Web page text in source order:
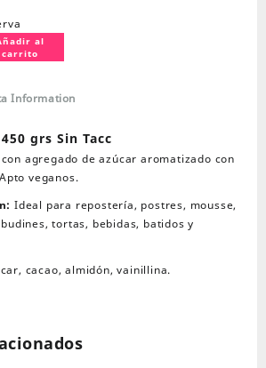
al
carrito
Information
grs Sin Tacc
agregado de azúcar aromatizado con
veganos.
Ideal para repostería, postres, mousse,
tortas, bebidas, batidos y
cacao, almidón, vainillina.